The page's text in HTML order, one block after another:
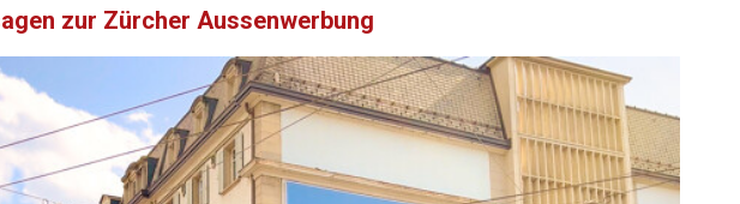
zur Zürcher Aussenwerbung